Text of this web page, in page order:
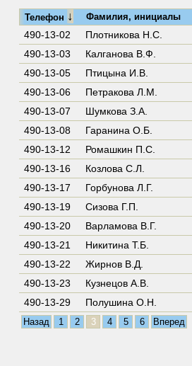
Телефон ↓ Фамилия, инициалы
490-13-02
Плотникова Н.С.
490-13-03
Калганова В.Ф.
490-13-05
Птицына И.В.
490-13-06
Петракова Л.М.
490-13-07
Шумкова З.А.
490-13-08
Гаранина О.Б.
490-13-12
Ромашкин П.С.
490-13-16
Козлова С.Л.
490-13-17
Горбунова Л.Г.
490-13-19
Сизова Г.П.
490-13-20
Варламова В.Г.
490-13-21
Никитина Т.Б.
490-13-22
Жирнов В.Д.
490-13-23
Кузнецов А.В.
490-13-29
Полушина О.Н.
Назад 1 2 3 4 5 6 Вперед